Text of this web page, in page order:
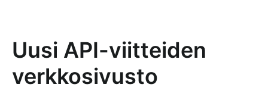
Uusi API-viitteiden
verkkosivusto